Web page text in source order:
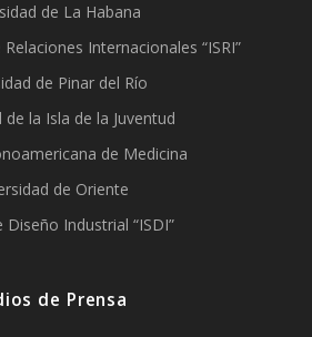
de La Habana
Internacionales “ISRI”
de Pinar del Río
de la Isla de la Juventud
de Medicina
de Oriente
Industrial “ISDI”
de Prensa